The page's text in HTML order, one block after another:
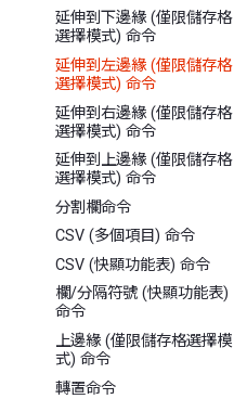
延伸到下邊緣 (僅限儲存格
選擇模式) 命令
延伸到左邊緣 (僅限儲存格
選擇模式) 命令
延伸到右邊緣 (僅限儲存格
選擇模式) 命令
延伸到上邊緣 (僅限儲存格
選擇模式) 命令
分割欄命令
CSV (多個項目) 命令
CSV (快顯功能表) 命令
欄/分隔符號 (快顯功能表)
命令
上邊緣 (僅限儲存格選擇模
式) 命令
轉置命令